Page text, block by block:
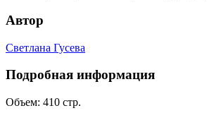
Автор
Светлана Гусева
Подробная информация
Объем: 410 стр.